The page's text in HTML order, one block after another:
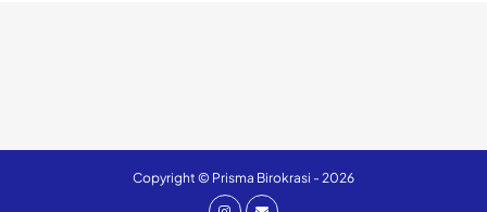
Copyright © Prisma Birokrasi - 2026